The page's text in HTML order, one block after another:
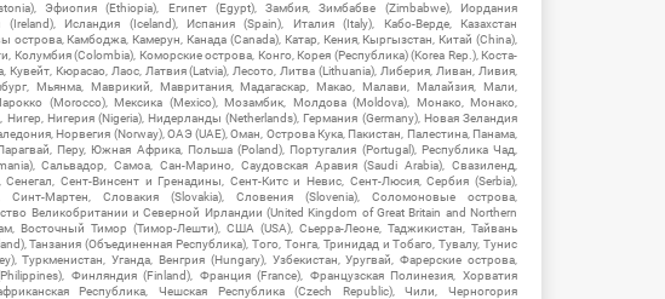
Эфиопия (Ethiopia), Египет (Egypt), Замбия, Зимбабве (Zimbabwe), Иордания
(Ireland), Исландия (Iceland), Испания (Spain), Италия (Italy), Кабо-Верде, Казахстан
острова, Камбоджа, Камерун, Канада (Canada), Катар, Кения, Кыргызстан, Китай (China),
Колумбия (Colombia), Коморские острова, Конго, Корея (Республика) (Korea Rep.), Коста-
Кувейт, Кюрасао, Лаос, Латвия (Latvia), Лесото, Литва (Lithuania), Либерия, Ливан, Ливия,
Мьянма, Маврикий, Мавритания, Мадагаскар, Макао, Малави, Малайзия, Мали,
(Morocco), Мексика (Mexico), Мозамбик, Молдова (Moldova), Монако, Монако,
Нигер, Нигерия (Nigeria), Нидерланды (Netherlands), Германия (Germany), Новая Зеландия
Норвегия (Norway), ОАЭ (UAE), Оман, Острова Кука, Пакистан, Палестина, Панама,
Перу, Южная Африка, Польша (Poland), Португалия (Portugal), Республика Чад,
Сальвадор, Самоа, Сан-Марино, Саудовская Аравия (Saudi Arabia), Свазиленд,
Сенегал, Сент-Винсент и Гренадины, Сент-Китс и Невис, Сент-Люсия, Сербия (Serbia),
Синт-Мартен, Словакия (Slovakia), Словения (Slovenia), Соломоновые острова,
Великобритании и Северной Ирландии (United Kingdom of Great Britain and Northern
Восточный Тимор (Тимор-Лешти), США (USA), Сьерра-Леоне, Таджикистан, Тайвань
Танзания (Объединенная Республика), Того, Тонга, Тринидад и Тобаго, Тувалу, Тунис
Туркменистан, Уганда, Венгрия (Hungary), Узбекистан, Уругвай, Фарерские острова,
Финляндия (Finland), Франция (France), Французская Полинезия, Хорватия
Республика, Чешская Республика (Czech Republic), Чили, Черногория